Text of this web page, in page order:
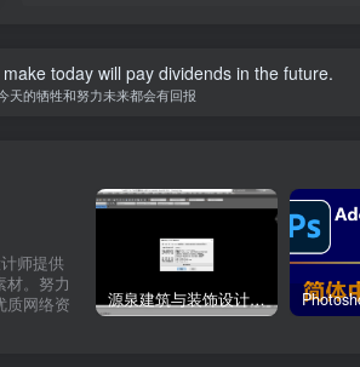
today will pay dividends in the future.
天的牺牲和努力未来都会有回报
师提供
材。努力
质网络资
源泉建筑与装饰设计CAD插件工具箱（YQArch 6.7.4）